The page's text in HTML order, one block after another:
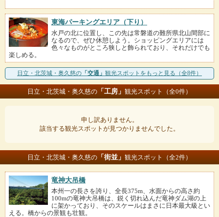
東海パーキングエリア（下り）
水戸の北に位置し、この先は常磐道の難所県北山間部に
なるので、ぜひ休憩しよう。ショッピングエリアには
色々なものがところ狭しと飾られており、それだけでも
楽しめる。
日立・北茨城・奥久慈の 「交通」 観光スポットをもっと見る（全8件）
日立・北茨城・奥久慈の 「工房」 観光スポット（全0件）
申し訳ありません。
該当する観光スポットが見つかりませんでした。
日立・北茨城・奥久慈の 「街並」 観光スポット（全2件）
竜神大吊橋
本州一の長さを誇り、全長375m、水面からの高さ約
100mの竜神大吊橋は、鋭く切れ込んだ竜神ダム湖の上
に架かっており、そのスケールはまさに日本最大級とい
える。橋からの景観も壮観。